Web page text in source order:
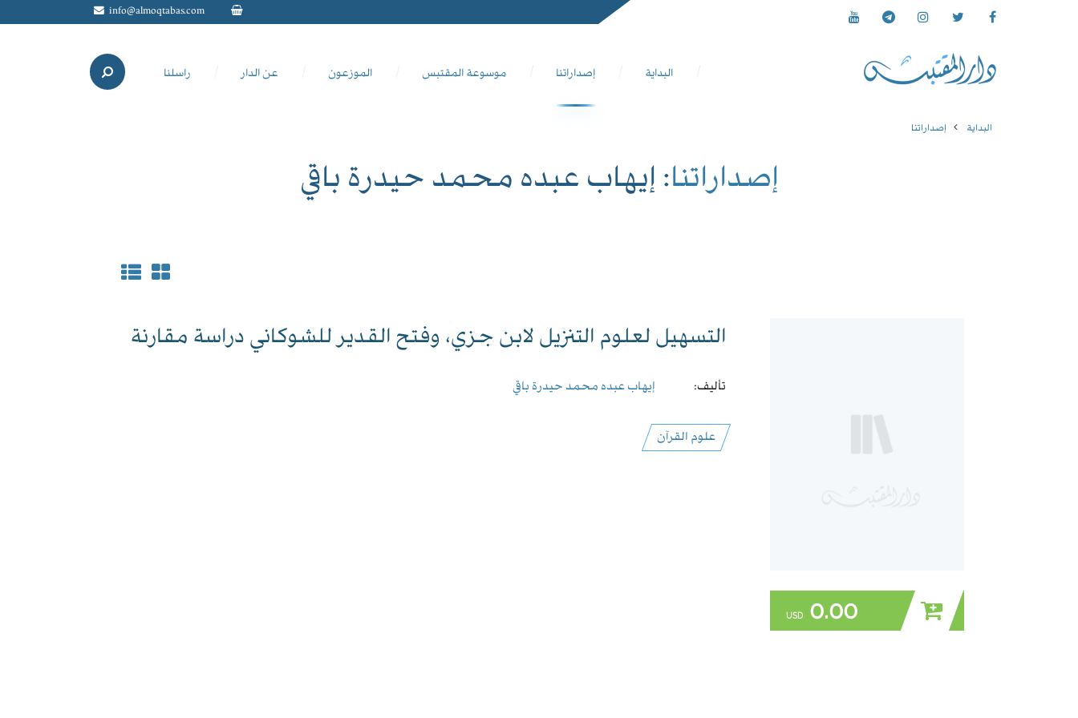
info@almoqtabas.com
البداية إصداراتنا موسوعة المقتبس الموزعون عن الدار راسلنا
البداية إصداراتنا
إصداراتنا: إيهاب عبده محمد حيدرة باقي
0.00
USD
التسهيل لعلوم التنزيل لابن جزي، وفتح القدير للشوكاني دراسة مقارنة
تأليف: إيهاب عبده محمد حيدرة باقي
علوم القرآن